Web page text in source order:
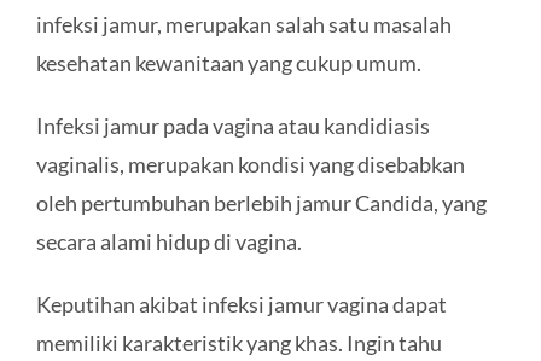
infeksi jamur, merupakan salah satu masalah
kesehatan kewanitaan yang cukup umum.
Infeksi jamur pada vagina atau kandidiasis
vaginalis, merupakan kondisi yang disebabkan
oleh pertumbuhan berlebih jamur Candida, yang
secara alami hidup di vagina.
Keputihan akibat infeksi jamur vagina dapat
memiliki karakteristik yang khas. Ingin tahu